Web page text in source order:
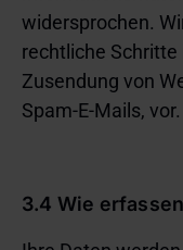
widersprochen.
rechtliche
Zusendung von
Spam-E-Mails, vor.
3.4 Wie